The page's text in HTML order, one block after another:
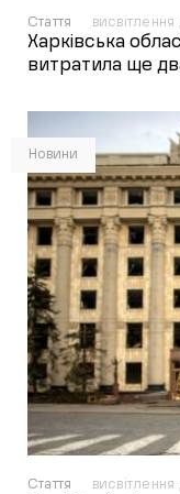
Стаття висвітлення
Харківська
витратила ще
Новини
Стаття висвітлення